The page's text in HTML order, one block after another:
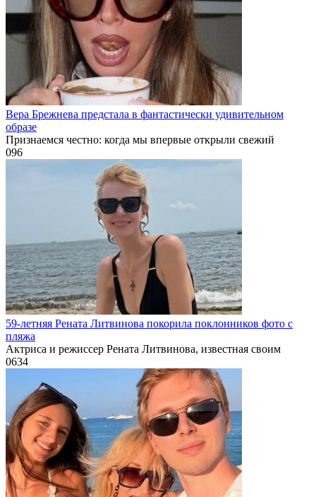
Вера Брежнева предстала в фантастически удивительном
образе
Признаемся честно: когда мы впервые открыли свежий
096
59-летняя Рената Литвинова покорила поклонников фото с
пляжа
Актриса и режиссер Рената Литвинова, известная своим
0634